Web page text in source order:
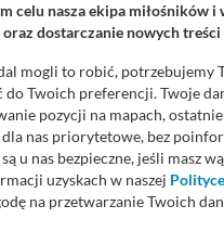
celu nasza ekipa miłośników
dostarczanie nowych treści
mogli to robić, potrzebujemy
do Twoich preferencji. Twoje
pozycji na mapach,
nas priorytetowe, bez
u nas bezpieczne, jeśli masz
uzyskach w naszej
na przetwarzanie Twoich